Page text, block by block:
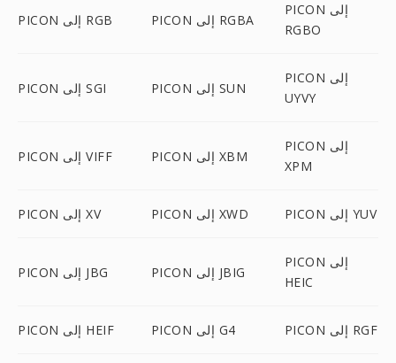
PICON إلى RGB PICON إلى RGBA
PICON إلى
RGBO
PICON إلى SGI PICON إلى SUN
PICON إلى
UYVY
PICON إلى VIFF PICON إلى XBM
PICON إلى
XPM
PICON إلى XV PICON إلى XWD PICON إلى YUV
PICON إلى JBG PICON إلى JBIG
PICON إلى
HEIC
PICON إلى HEIF PICON إلى G4 PICON إلى RGF